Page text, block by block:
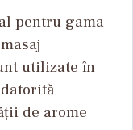
pentru gama
utilizate în
de arome